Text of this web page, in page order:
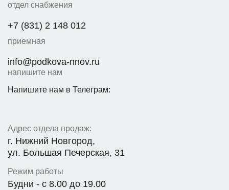
отдел снабжения
+7 (831) 2 148 012
приемная
info@podkova-nnov.ru
напишите нам
Напишите нам в Телеграм:
Адрес отдела продаж:
г. Нижний Новгород,
ул. Большая Печерская, 31
Режим работы
Будни - с 8.00 до 19.00